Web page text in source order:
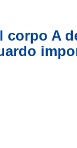
corpo A